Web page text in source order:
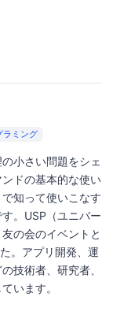
ラミング
小さい問題をシェ
ドの基本的な使い
知って使いこなす
。USP（ユニバー
の会のイベントと
。アプリ開発、運
技術者、研究者、
います。